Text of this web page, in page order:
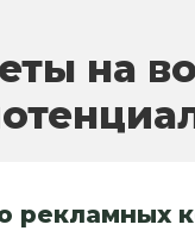
на
рекламных